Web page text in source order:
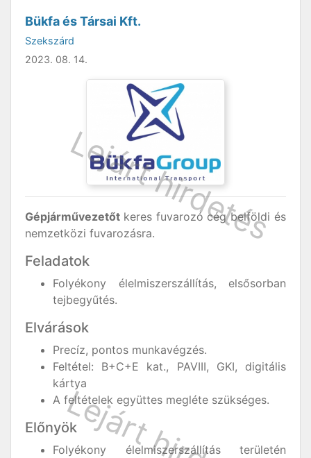
Bükfa és Társai Kft.
Szekszárd
2023. 08. 14.
Gépjárművezetőt keres fuvarozó cég belföldi és
nemzetközi fuvarozásra.
Feladatok
Folyékony élelmiszerszállítás, elsősorban
tejbegyűtés.
Elvárások
Precíz, pontos munkavégzés.
Feltétel: B+C+E kat., PAVIII, GKI, digitális
kártya
A feltételek együttes megléte szükséges.
Előnyök
Folyékony élelmiszerszállítás területén